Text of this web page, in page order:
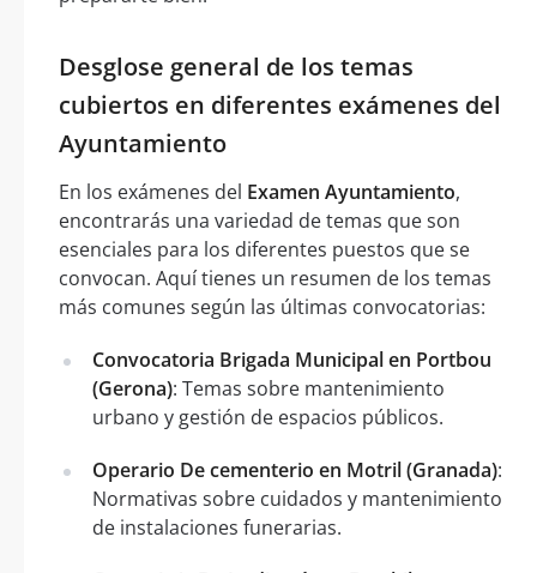
Desglose general de los temas
cubiertos en diferentes exámenes del
Ayuntamiento
En los exámenes del Examen Ayuntamiento,
encontrarás una variedad de temas que son
esenciales para los diferentes puestos que se
convocan. Aquí tienes un resumen de los temas
más comunes según las últimas convocatorias:
Convocatoria Brigada Municipal en Portbou
(Gerona): Temas sobre mantenimiento
urbano y gestión de espacios públicos.
Operario De cementerio en Motril (Granada):
Normativas sobre cuidados y mantenimiento
de instalaciones funerarias.